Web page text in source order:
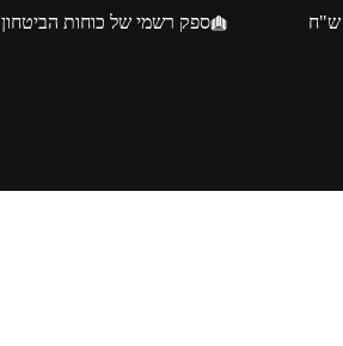
ספק רשמי של כוחות הביטחון